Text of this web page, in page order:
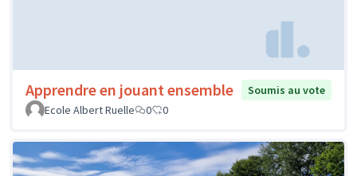
Apprendre en jouant ensemble
Soumis au vote
Ecole Albert Ruelle
0 0